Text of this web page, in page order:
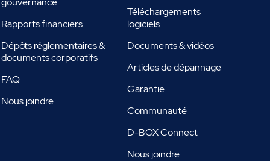
Rapports financiers
Dépôts réglementaires &
documents corporatifs
FAQ
Nous joindre
Téléchargements
logiciels
Documents & vidéos
Articles de dépannage
Garantie
Communauté
D-BOX Connect
Nous joindre